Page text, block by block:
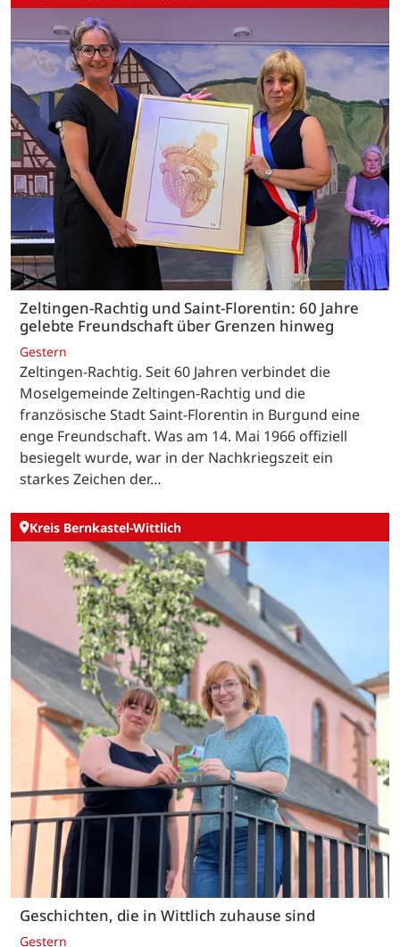
Zeltingen-Rachtig und Saint-Florentin: 60 Jahre
gelebte Freundschaft über Grenzen hinweg
Gestern
Zeltingen-Rachtig. Seit 60 Jahren verbindet die
Moselgemeinde Zeltingen-Rachtig und die
französische Stadt Saint-Florentin in Burgund eine
enge Freundschaft. Was am 14. Mai 1966 offiziell
besiegelt wurde, war in der Nachkriegszeit ein
starkes Zeichen der…
Kreis Bernkastel-Wittlich
Geschichten, die in Wittlich zuhause sind
Gestern